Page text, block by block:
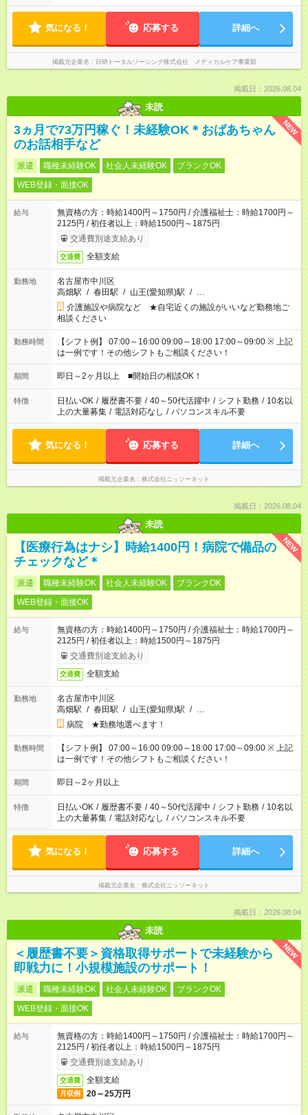
気になる！ 応募する 詳細へ
掲載元企業名 日研トータルソーシング株式会社 メディカルケア事業部
掲載日：2026.08.04
未読
NEW
3ヵ月で73万円稼ぐ！未経験OK＊おばあちゃん
のお話相手など
派遣 職種未経験OK 社会人未経験OK
ブランクOK
WEB登録・面接OK
給与
無資格の方：時給1400円～1750円 / 介護福祉士：時給1700円～
2125円 / 初任者以上：時給1500円～1875円
交通費別途支給あり
交通費 全額支給
勤務地
名古屋市中川区
高畑駅 / 春田駅 / 山王(愛知県)駅 / …
介護施設や病院など ★自宅近くの施設がいいなど勤務地ご
相談ください
勤務時間
【シフト例】 07:00～16:00 09:00～18:00 17:00～09:00 ※ 上記
は一例です！その他シフトもご相談ください！
期間 即日～2ヶ月以上 ■開始日の相談OK！
特徴 日払いOK / 履歴書不要 / 40～50代活躍中 / シフト勤務 / 10名以
上の大量募集 / 電話対応なし / パソコンスキル不要
気になる！ 応募する 詳細へ
掲載元企業名 株式会社ニッソーネット
掲載日：2026.08.04
未読
NEW
【医療行為はナシ】時給1400円！病院で備品の
チェックなど＊
派遣 職種未経験OK 社会人未経験OK
ブランクOK
WEB登録・面接OK
給与
無資格の方：時給1400円～1750円 / 介護福祉士：時給1700円～
2125円 / 初任者以上：時給1500円～1875円
交通費別途支給あり
交通費 全額支給
勤務地
名古屋市中川区
高畑駅 / 春田駅 / 山王(愛知県)駅 / …
病院 ★勤務地選べます！
勤務時間
【シフト例】 07:00～16:00 09:00～18:00 17:00～09:00 ※ 上記
は一例です！その他シフトもご相談ください！
期間 即日～2ヶ月以上
特徴 日払いOK / 履歴書不要 / 40～50代活躍中 / シフト勤務 / 10名以
上の大量募集 / 電話対応なし / パソコンスキル不要
気になる！ 応募する 詳細へ
掲載元企業名 株式会社ニッソーネット
掲載日：2026.08.04
未読
NEW
＜履歴書不要＞資格取得サポートで未経験から
即戦力に！小規模施設のサポート！
派遣 職種未経験OK 社会人未経験OK
ブランクOK
WEB登録・面接OK
給与
無資格の方：時給1400円～1750円 / 介護福祉士：時給1700円～
2125円 / 初任者以上：時給1500円～1875円
交通費別途支給あり
交通費 全額支給
月収例 20～25万円